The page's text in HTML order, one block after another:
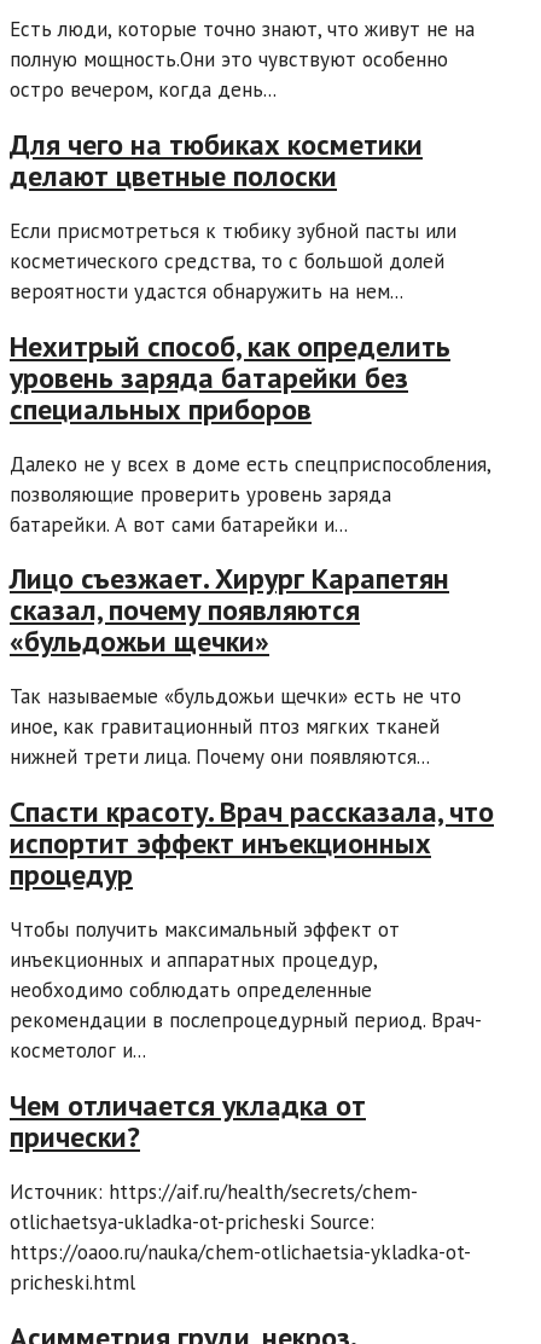
Есть люди, которые точно знают, что живут не на
полную мощность.Они это чувствуют особенно
остро вечером, когда день...
Для чего на тюбиках косметики
делают цветные полоски
Если присмотреться к тюбику зубной пасты или
косметического средства, то с большой долей
вероятности удастся обнаружить на нем...
Нехитрый способ, как определить
уровень заряда батарейки без
специальных приборов
Далеко не у всех в доме есть спецприспособления,
позволяющие проверить уровень заряда
батарейки. А вот сами батарейки и...
​Лицо съезжает. Хирург Карапетян
сказал, почему появляются
«бульдожьи щечки»
Так называемые «бульдожьи щечки» есть не что
иное, как гравитационный птоз мягких тканей
нижней трети лица. Почему они появляются...
Спасти красоту. Врач рассказала, что
испортит эффект инъекционных
процедур
Чтобы получить максимальный эффект от
инъекционных и аппаратных процедур,
необходимо соблюдать определенные
рекомендации в послепроцедурный период. Врач-
косметолог и...
Чем отличается укладка от
прически?
Источник: https://aif.ru/health/secrets/chem-
otlichaetsya-ukladka-ot-pricheski Source:
https://oaoo.ru/nauka/chem-otlichaetsia-ykladka-ot-
pricheski.html